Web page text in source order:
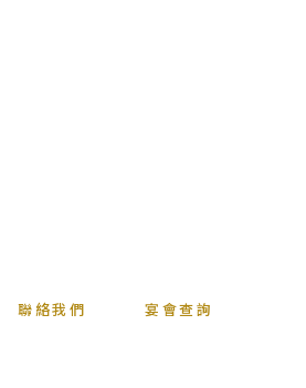
聯絡我們 宴會查詢